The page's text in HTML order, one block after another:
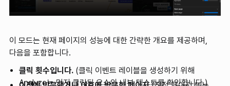
이 모드는 현재 페이지의 성능에 대한 간략한 개요를 제공하며,
다음을 포함합니다.
클릭 횟수입니다.(클릭 이벤트 레이블을 생성하기 위해
Analyze는 먼저 클릭된 요소의 내부 텍스트를 확인합니다.)